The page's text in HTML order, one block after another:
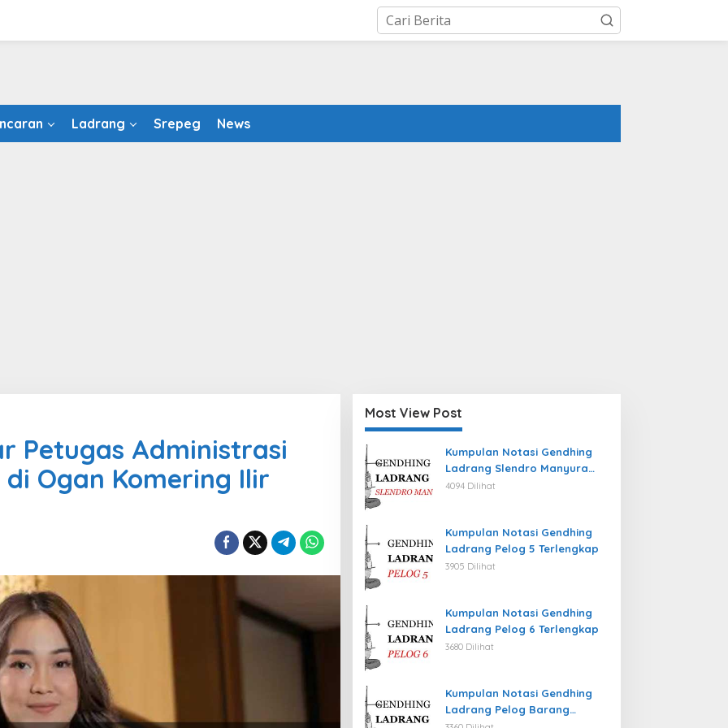
Ladrang Srepeg News
Petugas Administrasi
Ogan Komering Ilir
Most View Post
Kumpulan Notasi Gendhing
Ladrang Slendro Manyura
Terlengkap
4094 Dilihat
Kumpulan Notasi Gendhing
Ladrang Pelog 5 Terlengkap
3905 Dilihat
Kumpulan Notasi Gendhing
Ladrang Pelog 6 Terlengkap
3680 Dilihat
Kumpulan Notasi Gendhing
Ladrang Pelog Barang